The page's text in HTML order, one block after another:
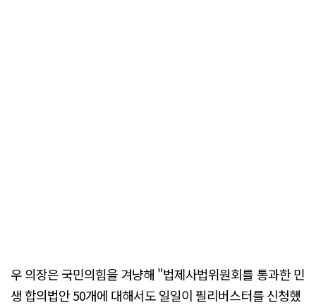
우 의장은 국민의힘을 겨냥해 "법제사법위원회를 통과한 민
생 합의법안 50개에 대해서도 일일이 필리버스터를 신청했